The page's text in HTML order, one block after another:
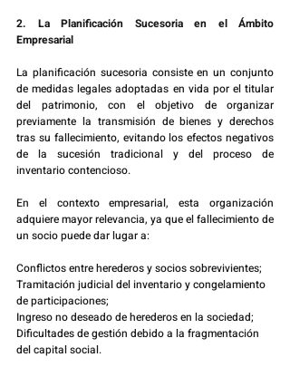
2. La Planificación Sucesoria en el Ámbito
Empresarial
La planificación sucesoria consiste en un conjunto
de medidas legales adoptadas en vida por el titular
del patrimonio, con el objetivo de organizar
previamente la transmisión de bienes y derechos
tras su fallecimiento, evitando los efectos negativos
de la sucesión tradicional y del proceso de
inventario contencioso.
En el contexto empresarial, esta organización
adquiere mayor relevancia, ya que el fallecimiento de
un socio puede dar lugar a:
Conflictos entre herederos y socios sobrevivientes;
Tramitación judicial del inventario y congelamiento
de participaciones;
Ingreso no deseado de herederos en la sociedad;
Dificultades de gestión debido a la fragmentación
del capital social.